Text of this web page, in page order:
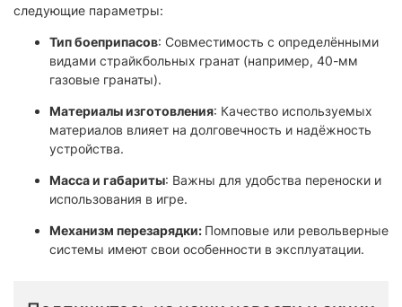
следующие параметры:
Тип боеприпасов: Совместимость с определёнными
видами страйкбольных гранат (например, 40-мм
газовые гранаты).​
Материалы изготовления: Качество используемых
материалов влияет на долговечность и надёжность
устройства.​
Масса и габариты: Важны для удобства переноски и
использования в игре.​
Механизм перезарядки: Помповые или револьверные
системы имеют свои особенности в эксплуатации.​